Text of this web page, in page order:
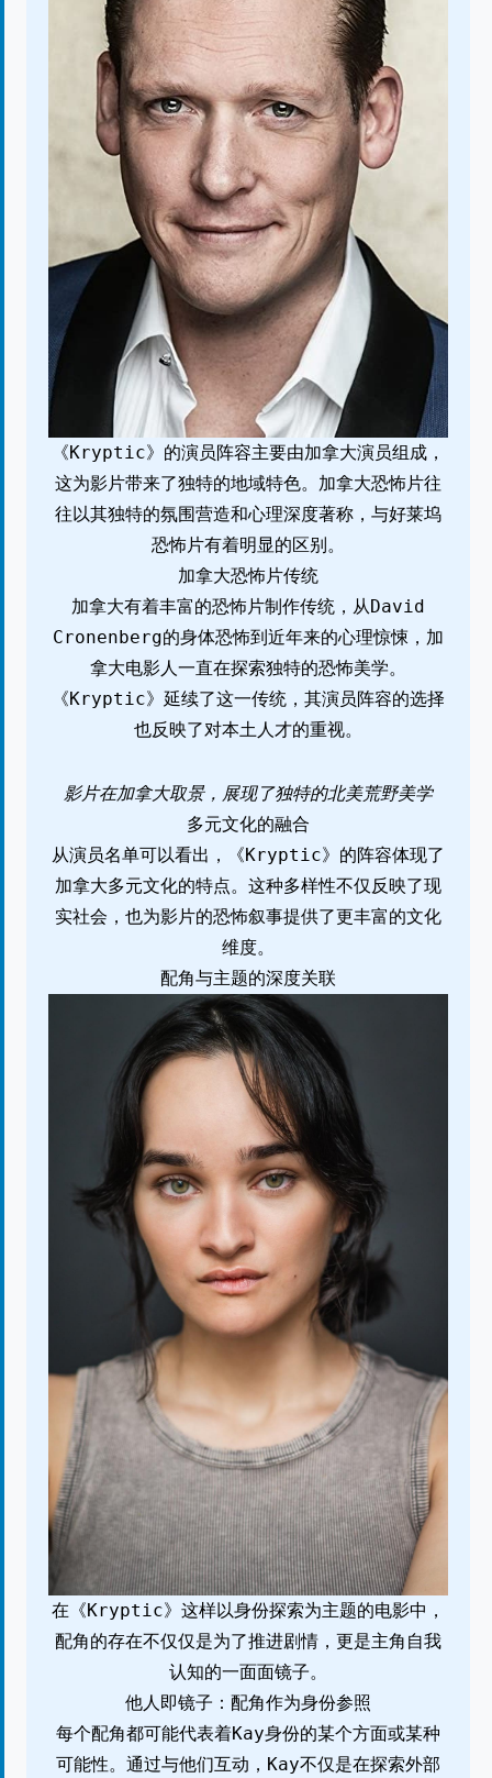
《Kryptic》的演员阵容主要由加拿大演员组成，
这为影片带来了独特的地域特色。加拿大恐怖片往
往以其独特的氛围营造和心理深度著称，与好莱坞
恐怖片有着明显的区别。
加拿大恐怖片传统
加拿大有着丰富的恐怖片制作传统，从David
Cronenberg的身体恐怖到近年来的心理惊悚，加
拿大电影人一直在探索独特的恐怖美学。
《Kryptic》延续了这一传统，其演员阵容的选择
也反映了对本土人才的重视。
影片在加拿大取景，展现了独特的北美荒野美学
多元文化的融合
从演员名单可以看出，《Kryptic》的阵容体现了
加拿大多元文化的特点。这种多样性不仅反映了现
实社会，也为影片的恐怖叙事提供了更丰富的文化
维度。
配角与主题的深度关联
在《Kryptic》这样以身份探索为主题的电影中，
配角的存在不仅仅是为了推进剧情，更是主角自我
认知的一面面镜子。
他人即镜子：配角作为身份参照
每个配角都可能代表着Kay身份的某个方面或某种
可能性。通过与他们互动，Kay不仅是在探索外部